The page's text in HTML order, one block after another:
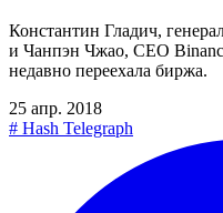
Константин Гладич,
и Чанпэн Чжао, CEO
недавно переехала биржа.
25 апр. 2018
# Hash Telegraph